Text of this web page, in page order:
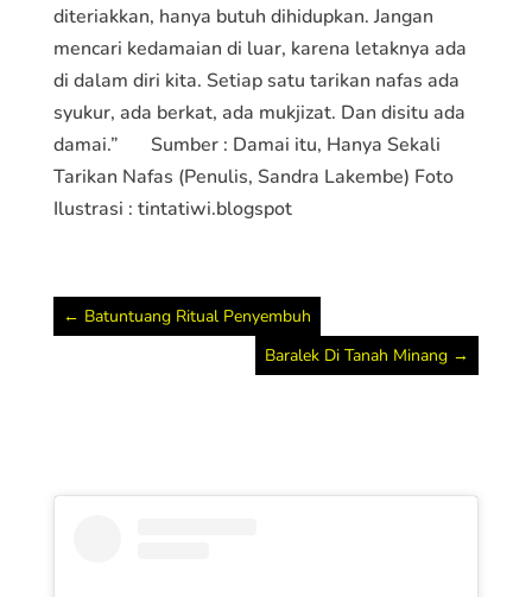
diteriakkan, hanya butuh dihidupkan. Jangan
mencari kedamaian di luar, karena letaknya ada
di dalam diri kita. Setiap satu tarikan nafas ada
syukur, ada berkat, ada mukjizat. Dan disitu ada
damai.” Sumber : Damai itu, Hanya Sekali
Tarikan Nafas (Penulis, Sandra Lakembe) Foto
Ilustrasi : tintatiwi.blogspot
← Batuntuang Ritual Penyembuh
Baralek Di Tanah Minang →